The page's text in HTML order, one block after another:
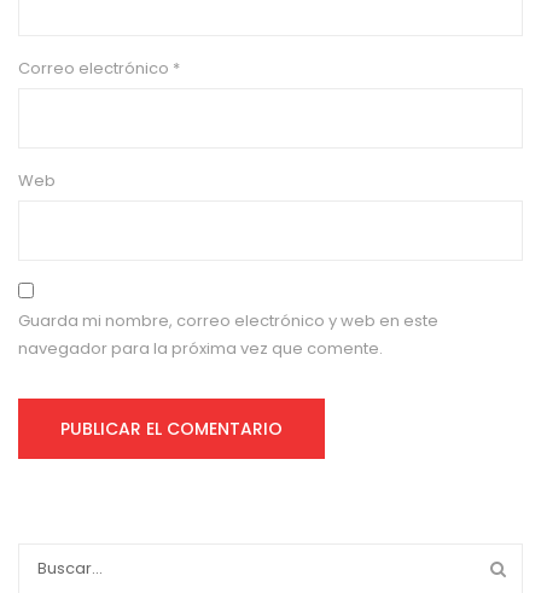
Correo electrónico *
Web
Guarda mi nombre, correo electrónico y web en este
navegador para la próxima vez que comente.